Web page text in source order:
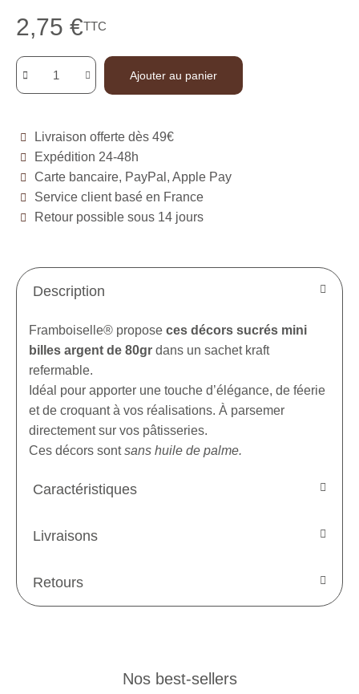
2,75 €TTC
Ajouter au panier
Livraison offerte dès 49€
Expédition 24-48h
Carte bancaire, PayPal, Apple Pay
Service client basé en France
Retour possible sous 14 jours
Description
Framboiselle® propose ces décors sucrés mini
billes argent de 80gr dans un sachet kraft
refermable.
Idéal pour apporter une touche d’élégance, de féerie
et de croquant à vos réalisations. À parsemer
directement sur vos pâtisseries.
Ces décors sontsans huile de palme.
Caractéristiques
Livraisons
Retours
Nos best-sellers